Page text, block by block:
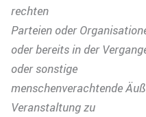
rechten
Parteien oder
oder bereits in der
oder sonstige
menschenverachtende
Veranstaltung zu